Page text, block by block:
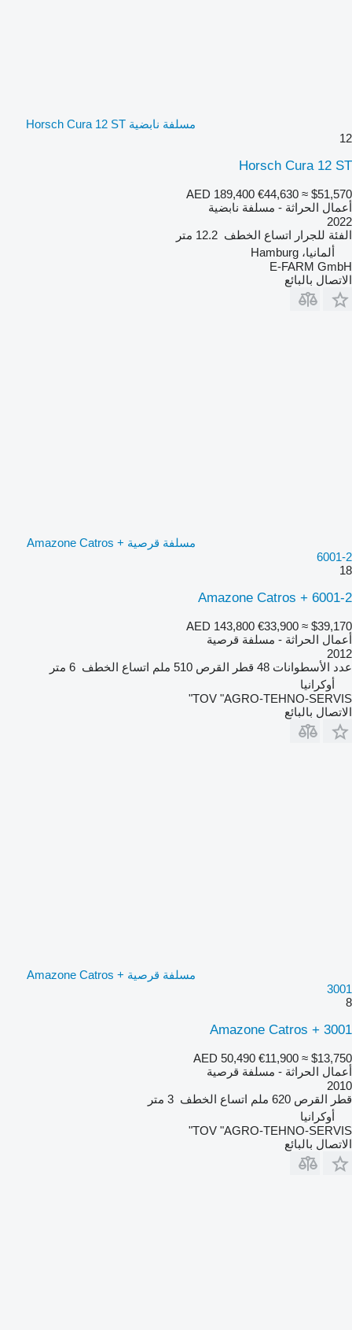
مسلفة نابضية Horsch Cura 12 ST
12
Horsch Cura 12 ST
AED 189,400 €44,630 ≈ $51,570
أعمال الحراثة - مسلفة نابضية
2022
الفئة للجرار اتساع الخطف 12.2 متر
ألمانيا، Hamburg
E-FARM GmbH
الاتصال بالبائع
مسلفة قرصية Amazone Catros +
6001-2
18
Amazone Catros + 6001-2
AED 143,800 €33,900 ≈ $39,170
أعمال الحراثة - مسلفة قرصية
2012
عدد الأسطوانات 48 قطر القرص 510 ملم اتساع الخطف 6 متر
أوكرانيا
TOV "AGRO-TEHNO-SERVIS"
الاتصال بالبائع
مسلفة قرصية Amazone Catros +
3001
8
Amazone Catros + 3001
AED 50,490 €11,900 ≈ $13,750
أعمال الحراثة - مسلفة قرصية
2010
قطر القرص 620 ملم اتساع الخطف 3 متر
أوكرانيا
TOV "AGRO-TEHNO-SERVIS"
الاتصال بالبائع